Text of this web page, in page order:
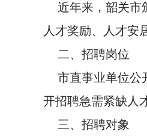
近年来，韶关市
人才奖励、人才安
二、招聘岗位
市直事业单位公
开招聘急需紧缺人
三、招聘对象